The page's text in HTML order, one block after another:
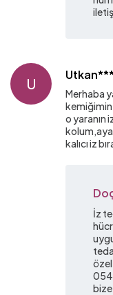
U
Merhaba
kemiğimin
o yaranın
kalıcı iz
İz